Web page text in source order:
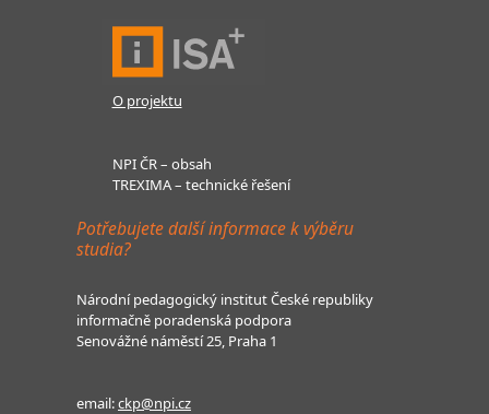
O projektu
NPI ČR – obsah
TREXIMA – technické řešení
Potřebujete další informace k výběru
studia?
Národní pedagogický institut České republiky
informačně poradenská podpora
Senovážné náměstí 25, Praha 1
email:ckp@npi.cz